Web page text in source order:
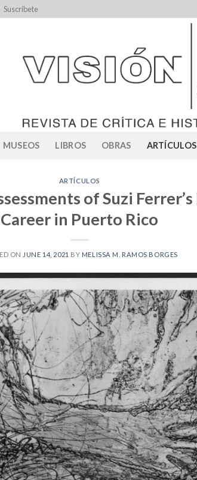
Suscríbete
MUSEOS LIBROS OBRAS ARTÍCULOS
ARTÍCULOS
of Suzi
Career in Puerto Rico
ON JUNE 14, 2021 BY MELISSA M. RAMOS BORGES